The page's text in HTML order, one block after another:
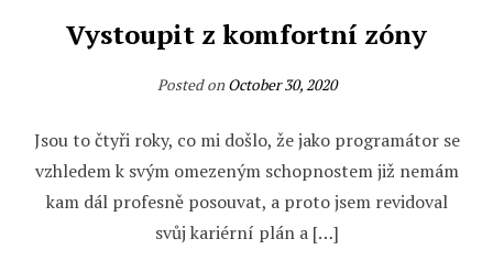
Vystoupit z komfortní zóny
Posted onOctober 30, 2020
Jsou to čtyři roky, co mi došlo, že jako programátor se
vzhledem k svým omezeným schopnostem již nemám
kam dál profesně posouvat, a proto jsem revidoval
svůj kariérní plán a […]